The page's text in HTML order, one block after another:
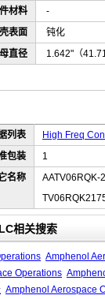
材料
-
表面
钝化
直径
1.642"（
列表
High Freq
包装
1
名称
AATV06RQK-
相关搜索
Amphenol
Operations
Amphenol Aerospace